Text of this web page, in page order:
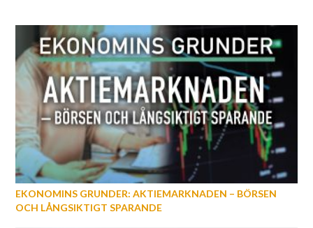
EKONOMINS GRUNDER: AKTIEMARKNADEN – BÖRSEN
OCH LÅNGSIKTIGT SPARANDE